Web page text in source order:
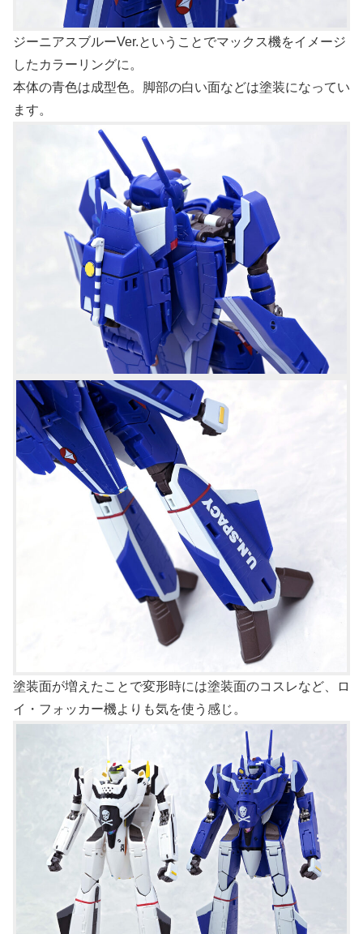
ジーニアスブルーVer.ということでマックス機をイメージ
したカラーリングに。
本体の青色は成型色。脚部の白い面などは塗装になってい
ます。
塗装面が増えたことで変形時には塗装面のコスレなど、ロ
イ・フォッカー機よりも気を使う感じ。